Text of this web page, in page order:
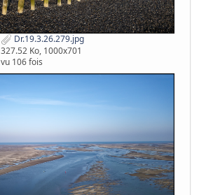
Dr.19.3.26.279.jpg
327.52 Ko, 1000x701
vu 106 fois